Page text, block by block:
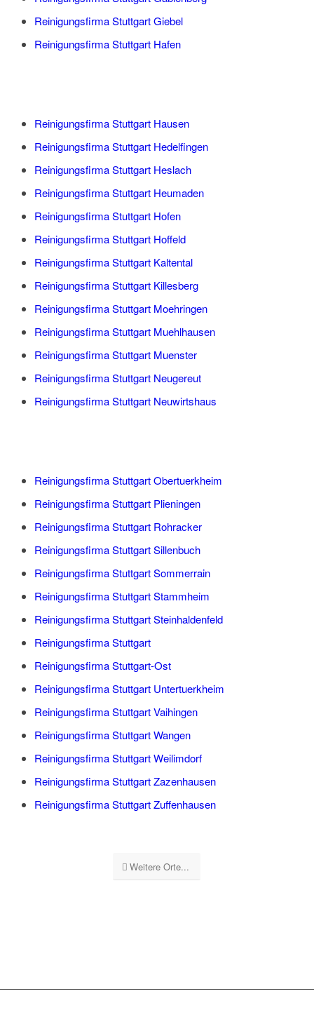
Reinigungsfirma Stuttgart Giebel
Reinigungsfirma Stuttgart Hafen
Reinigungsfirma Stuttgart Hausen
Reinigungsfirma Stuttgart Hedelfingen
Reinigungsfirma Stuttgart Heslach
Reinigungsfirma Stuttgart Heumaden
Reinigungsfirma Stuttgart Hofen
Reinigungsfirma Stuttgart Hoffeld
Reinigungsfirma Stuttgart Kaltental
Reinigungsfirma Stuttgart Killesberg
Reinigungsfirma Stuttgart Moehringen
Reinigungsfirma Stuttgart Muehlhausen
Reinigungsfirma Stuttgart Muenster
Reinigungsfirma Stuttgart Neugereut
Reinigungsfirma Stuttgart Neuwirtshaus
Reinigungsfirma Stuttgart Obertuerkheim
Reinigungsfirma Stuttgart Plieningen
Reinigungsfirma Stuttgart Rohracker
Reinigungsfirma Stuttgart Sillenbuch
Reinigungsfirma Stuttgart Sommerrain
Reinigungsfirma Stuttgart Stammheim
Reinigungsfirma Stuttgart Steinhaldenfeld
Reinigungsfirma Stuttgart
Reinigungsfirma Stuttgart-Ost
Reinigungsfirma Stuttgart Untertuerkheim
Reinigungsfirma Stuttgart Vaihingen
Reinigungsfirma Stuttgart Wangen
Reinigungsfirma Stuttgart Weilimdorf
Reinigungsfirma Stuttgart Zazenhausen
Reinigungsfirma Stuttgart Zuffenhausen
Weitere Orte...